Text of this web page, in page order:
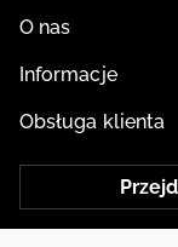
O nas
Informacje
Obsługa klienta